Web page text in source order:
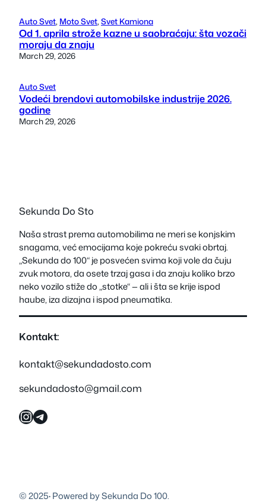
Auto Svet, Moto Svet, Svet Kamiona
Od 1. aprila strože kazne u saobraćaju: šta vozači
moraju da znaju
March 29, 2026
Auto Svet
Vodeći brendovi automobilske industrije 2026.
godine
March 29, 2026
Sekunda Do Sto
Naša strast prema automobilima ne meri se konjskim
snagama, već emocijama koje pokreću svaki obrtaj.
„Sekunda do 100“ je posvećen svima koji vole da čuju
zvuk motora, da osete trzaj gasa i da znaju koliko brzo
neko vozilo stiže do „stotke“ — ali i šta se krije ispod
haube, iza dizajna i ispod pneumatika.
Kontakt:
kontakt@sekundadosto.com
sekundadosto@gmail.com
InstagramTelegram
© 2025·Powered by Sekunda Do 100.